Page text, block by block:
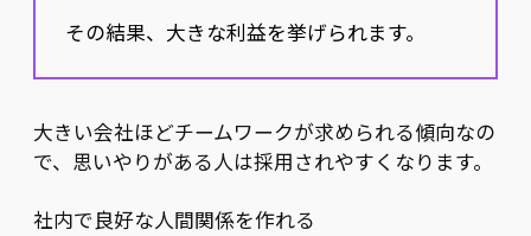
その結果、大きな利益を挙げられます。
大きい会社ほどチームワークが求められる傾向なの
で、思いやりがある人は採用されやすくなります。
社内で良好な人間関係を作れる